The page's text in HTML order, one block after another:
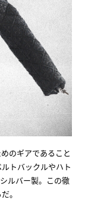
のギアであること
トバックルやハト
ルバー製。この徹
。